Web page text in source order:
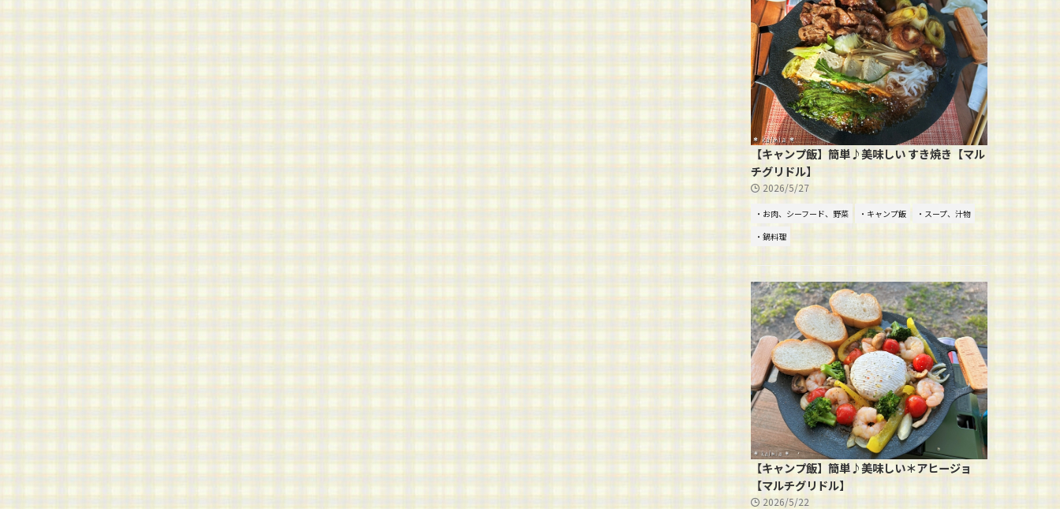
【キャンプ飯】簡単♪美味しい すき焼き【マル
チグリドル】
2026/5/27
・お肉、シーフード、野菜 ・キャンプ飯
・スープ、汁物
・鍋料理
【キャンプ飯】簡単♪美味しい＊アヒージョ
【マルチグリドル】
2026/5/22